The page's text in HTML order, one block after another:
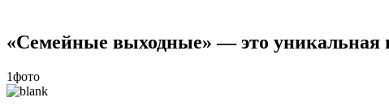
«Семейные выходные» — это уникальная
1фото